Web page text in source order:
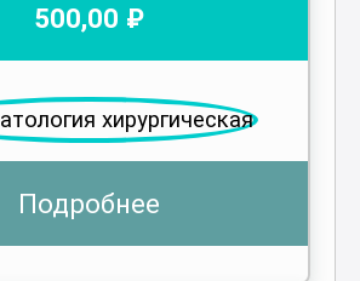
500,00 ₽
Подробнее